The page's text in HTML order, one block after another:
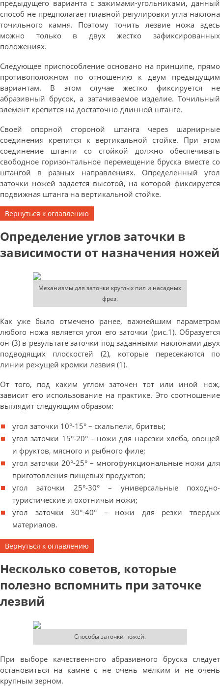
предыдущего варианта с зажимами-угольниками, данный
способ не предполагает плавной регулировки угла наклона
точильного камня. Поэтому точить лезвие ножа здесь
можно только в двух жестко зафиксированных
положениях.
Следующее приспособление основано на принципе, прямо
противоположном по отношению к двум предыдущим
вариантам. В этом случае жестко фиксируется не
абразивный брусок, а затачиваемое изделие. Точильный
элемент крепится на достаточно длинной штанге.
Своей опорной стороной штанга через шарнирные
соединения крепится к вертикальной стойке. При этом
соединение штанги со стойкой должно обеспечивать
свободное горизонтальное перемещение бруска вместе со
штангой в разных направлениях. Определенный угол
заточки ножей задается высотой, на которой фиксируется
подвижная штанга на вертикальной стойке.
Вернуться к оглавлению
Определение углов заточки в
зависимости от назначения ножей
Механизмы для заточки круглых пил и насадных
фрез.
Как уже было отмечено ранее, важнейшим параметром
любого ножа является угол его заточки (рис.1). Образуется
он (3) в результате заточки под заданными наклонами двух
подводящих плоскостей (2), которые пересекаются по
линии режущей кромки лезвия (1).
От того, под каким углом заточен тот или иной нож,
зависит его использование на практике. Это соотношение
выглядит следующим образом:
угол заточки 10°-15° – скальпели, бритвы;
угол заточки 15°-20° – ножи для нарезки хлеба, овощей
и фруктов, мясного и рыбного филе;
угол заточки 20°-25° – многофункциональные ножи для
приготовления пищевых продуктов;
угол заточки 25°-30° – универсальные походно-
туристические и охотничьи ножи;
угол заточки 30°-40° – ножи для резки твердых
материалов.
Вернуться к оглавлению
Несколько советов, которые
полезно вспомнить при заточке
лезвий
Способы заточки ножей.
При выборе качественного абразивного бруска следует
остановиться на камне с не очень мелким и не очень
крупным зерном.